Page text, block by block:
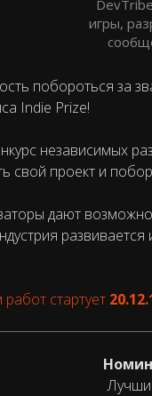
побороться за
Indie Prize!
независимых
проект и
дают
стартует